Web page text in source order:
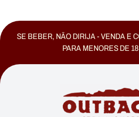
SE BEBER, NÃO DIRIJA - VENDA E
PARA MENORES DE